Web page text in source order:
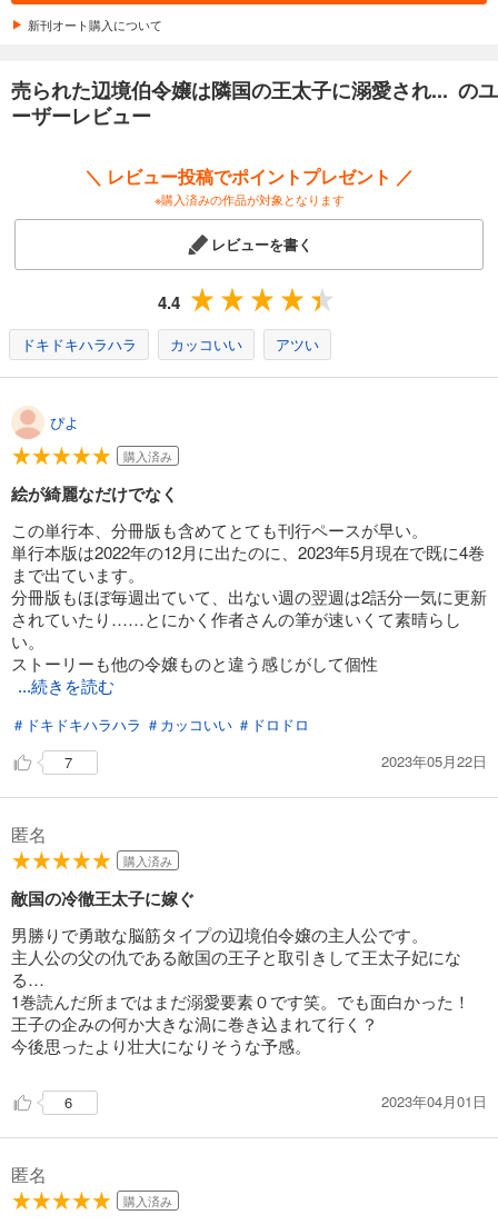
売られた辺境伯令嬢は隣国の王太子に溺愛される【コミックス版】 ： 13
あらすじを表示する
円 (税込)
あらすじを表示する
新刊オート購入について
売られた辺境伯令嬢は隣国の王太子に溺愛され... のユ
ーザーレビュー
＼ レビュー投稿でポイントプレゼント ／
※購入済みの作品が対象となります
レビューを書く
4.4
ドキドキハラハラ カッコいい アツい
ぴよ
購入済み
絵が綺麗なだけでなく
この単行本、分冊版も含めてとても刊行ペースが早い。
単行本版は2022年の12月に出たのに、2023年5月現在で既に4巻
まで出ています。
分冊版もほぼ毎週出ていて、出ない週の翌週は2話分一気に更新
されていたり……とにかく作者さんの筆が速いくて素晴らし
い。
ストーリーも他の令嬢ものと違う感じがして個性
...続きを読む
＃ドキドキハラハラ ＃カッコいい ＃ドロドロ
7
2023年05月22日
匿名
購入済み
敵国の冷徹王太子に嫁ぐ
男勝りで勇敢な脳筋タイプの辺境伯令嬢の主人公です。
主人公の父の仇である敵国の王子と取引きして王太子妃にな
る…
1巻読んだ所まではまだ溺愛要素０です笑。でも面白かった！
王子の企みの何か大きな渦に巻き込まれて行く？
今後思ったより壮大になりそうな予感。
6 2023年04月01日
匿名
購入済み